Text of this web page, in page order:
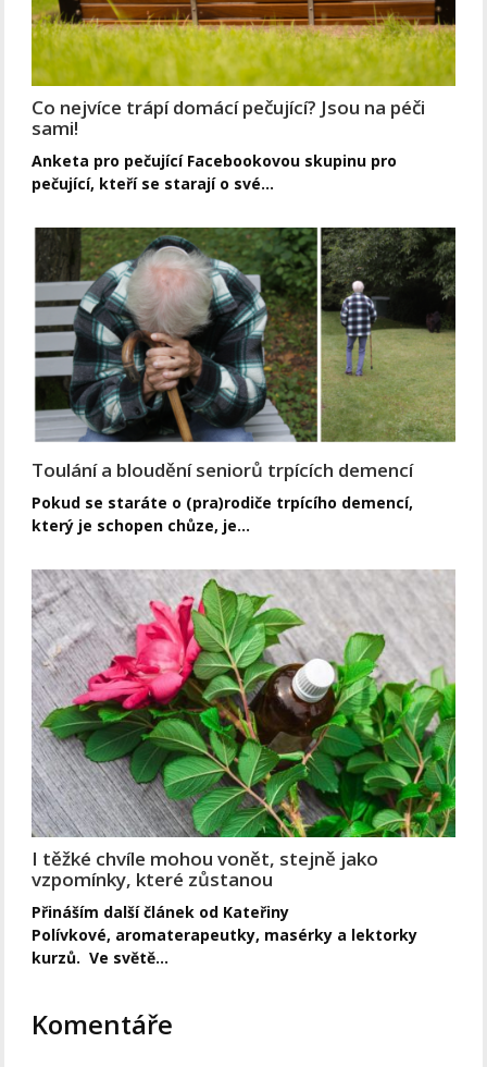
Co nejvíce trápí domácí pečující? Jsou na péči
sami!
Anketa pro pečující Facebookovou skupinu pro
pečující, kteří se starají o své…
Toulání a bloudění seniorů trpících demencí
Pokud se staráte o (pra)rodiče trpícího demencí,
který je schopen chůze, je…
I těžké chvíle mohou vonět, stejně jako
vzpomínky, které zůstanou
Přináším další článek od Kateřiny
Polívkové, aromaterapeutky, masérky a lektorky
kurzů. Ve světě…
Komentáře